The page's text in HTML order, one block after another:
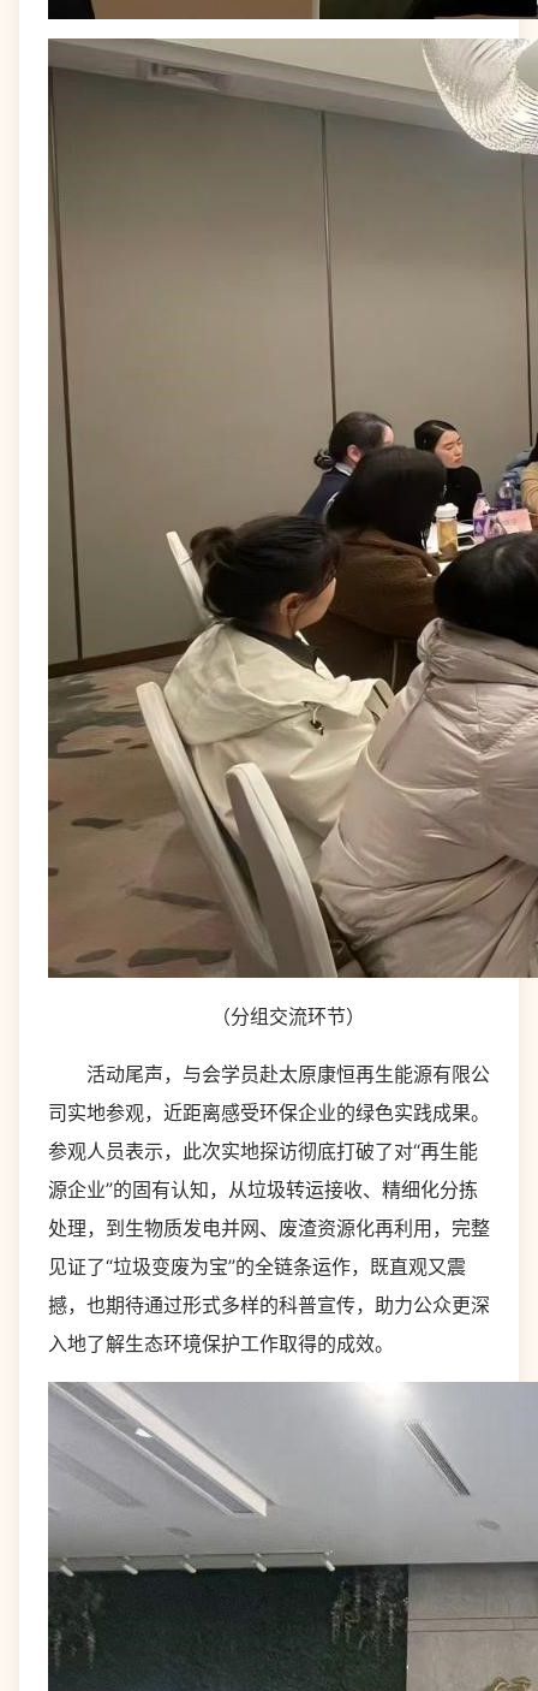
（分组交流环节）
活动尾声，与会学员赴太原康恒再生能源有限公
司实地参观，近距离感受环保企业的绿色实践成果。
参观人员表示，此次实地探访彻底打破了对“再生能
源企业”的固有认知，从垃圾转运接收、精细化分拣
处理，到生物质发电并网、废渣资源化再利用，完整
见证了“垃圾变废为宝”的全链条运作，既直观又震
撼，也期待通过形式多样的科普宣传，助力公众更深
入地了解生态环境保护工作取得的成效。